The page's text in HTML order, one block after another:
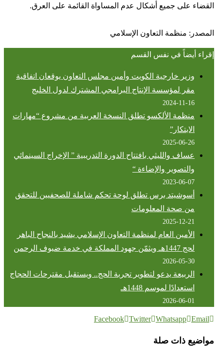
القضاء على جميع أشكال عدم المساواة القائمة على العرق.
المصدر: منظمة التعاون الإسلامي
إقراء أيضاً في نفس القسم
وزير خارجية الكويت وأمين مجلس التعاون يوقعان اتفاقية
مقر لمؤسسة الإنتاج البرامجي المشترك لدول الخليج
2024-11-16
منظمة الألكسو تطلق النسخة العربية من مشروع “مهارات
الابتكار”
2025-06-26
عساف والليثي بافتتاح الدورة التدريبية ” الإخراج السينمائي
والتصوير والإضاءة “
2023-06-07
أسوشيتد برس تطلق لوحة تحكم شاملة للصحفيين للتحقق
من صحة المعلومات
2025-12-21
الأمين العام لمنظمة التعاون الإسلامي يشيد بالنجاح الباهر
لحج 1447هـ ويثمّن جهود المملكة في خدمة ضيوف الرحمن
2026-05-30
الربيعة يدعو لتطوير تجربة الحج.. ويستقبل مقترحات الحجاج
استعدادًا لموسم 1448هـ
2026-06-01
Facebook Twitter Whatsapp Email
مواضيع ذات صلة